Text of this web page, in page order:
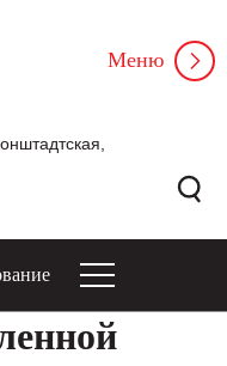
Меню